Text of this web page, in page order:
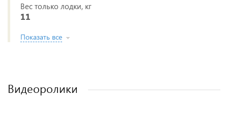
Вес только лодки, кг
11
Показать все
Видеоролики